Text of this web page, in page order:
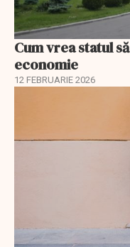
Cum vrea statul
economie
12 FEBRUARIE 2026